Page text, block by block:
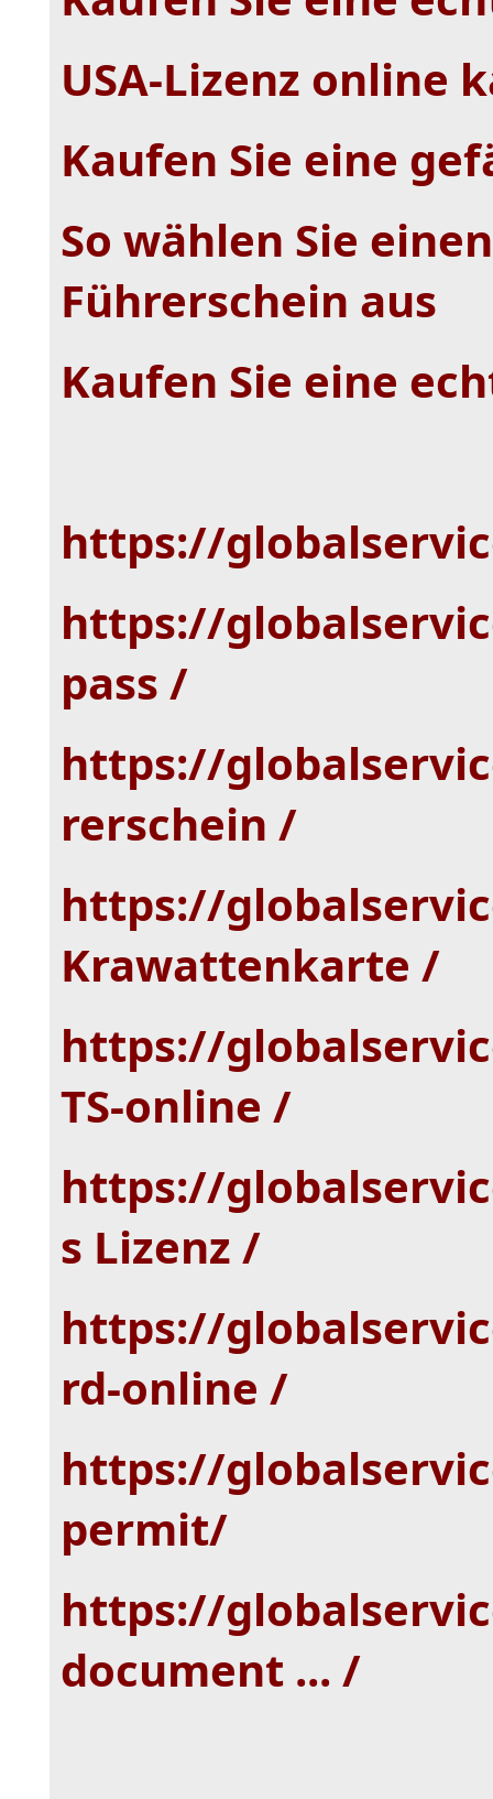
USA-Lizenz online
Kaufen Sie eine
So wählen Sie
Führerschein aus
Kaufen Sie eine
https://
https://
pass /
https://
rerschein /
https://
Krawattenkarte /
https://
TS-online /
https://
s Lizenz /
https://
rd-online /
https://
permit/
https://
document ... /